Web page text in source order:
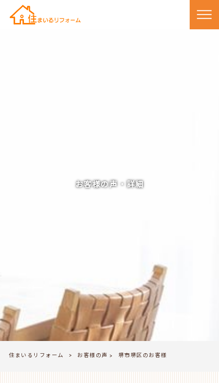
お客様の声・詳細
住まいるリフォーム > お客様の声 > 堺市堺区のお客様